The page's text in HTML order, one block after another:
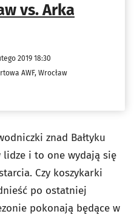
vs. Arka
2019 18:30
AWF, Wrocław
znad Bałtyku
i to one wydają się
Czy koszykarki
po ostatniej
pokonają będące w